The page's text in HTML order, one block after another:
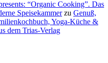
“Organic Cooking”. Das
Speisekammerzu Genuß,
Yoga-Küche &
dem Trias-Verlag